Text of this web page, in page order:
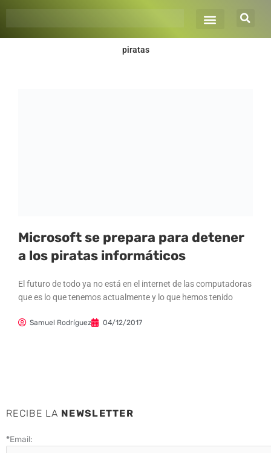
piratas
Microsoft se prepara para detener
a los piratas informáticos
El futuro de todo ya no está en el internet de las computadoras
que es lo que tenemos actualmente y lo que hemos tenido
Samuel Rodríguez 04/12/2017
RECIBE LA NEWSLETTER
*Email: